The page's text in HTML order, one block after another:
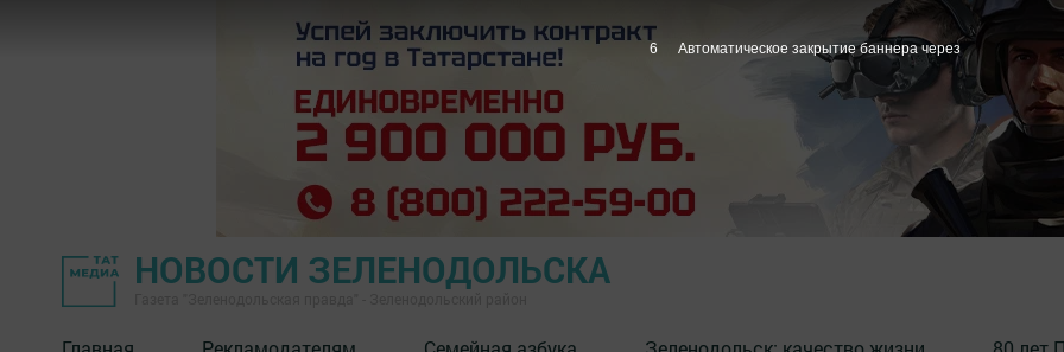
НОВОСТИ ЗЕЛЕНОДОЛЬСКА
5 Автоматическое закрытие баннера через